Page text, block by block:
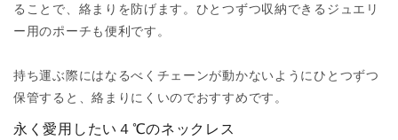
ることで、絡まりを防げます。ひとつずつ収納できるジュエリ
ー用のポーチも便利です。
持ち運ぶ際にはなるべくチェーンが動かないようにひとつずつ
保管すると、絡まりにくいのでおすすめです。
永く愛用したい４℃のネックレス